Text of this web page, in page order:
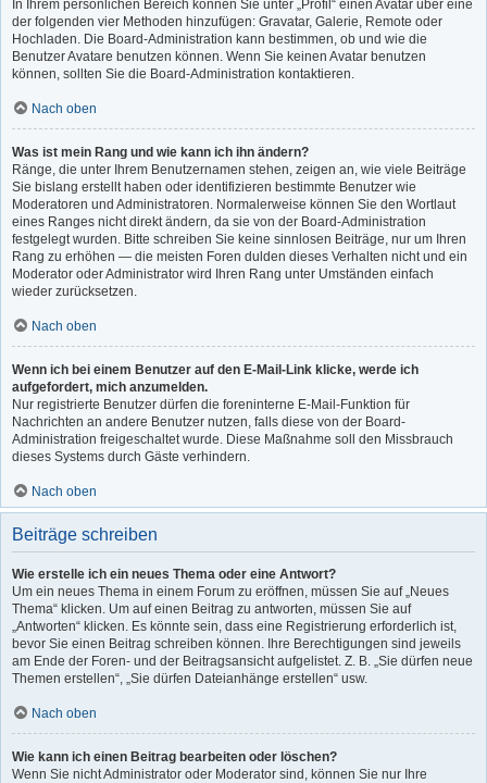
In Ihrem persönlichen Bereich können Sie unter „Profil“ einen Avatar über eine
der folgenden vier Methoden hinzufügen: Gravatar, Galerie, Remote oder
Hochladen. Die Board-Administration kann bestimmen, ob und wie die
Benutzer Avatare benutzen können. Wenn Sie keinen Avatar benutzen
können, sollten Sie die Board-Administration kontaktieren.
Nach oben
Was ist mein Rang und wie kann ich ihn ändern?
Ränge, die unter Ihrem Benutzernamen stehen, zeigen an, wie viele Beiträge
Sie bislang erstellt haben oder identifizieren bestimmte Benutzer wie
Moderatoren und Administratoren. Normalerweise können Sie den Wortlaut
eines Ranges nicht direkt ändern, da sie von der Board-Administration
festgelegt wurden. Bitte schreiben Sie keine sinnlosen Beiträge, nur um Ihren
Rang zu erhöhen — die meisten Foren dulden dieses Verhalten nicht und ein
Moderator oder Administrator wird Ihren Rang unter Umständen einfach
wieder zurücksetzen.
Nach oben
Wenn ich bei einem Benutzer auf den E-Mail-Link klicke, werde ich
aufgefordert, mich anzumelden.
Nur registrierte Benutzer dürfen die foreninterne E-Mail-Funktion für
Nachrichten an andere Benutzer nutzen, falls diese von der Board-
Administration freigeschaltet wurde. Diese Maßnahme soll den Missbrauch
dieses Systems durch Gäste verhindern.
Nach oben
Beiträge schreiben
Wie erstelle ich ein neues Thema oder eine Antwort?
Um ein neues Thema in einem Forum zu eröffnen, müssen Sie auf „Neues
Thema“ klicken. Um auf einen Beitrag zu antworten, müssen Sie auf
„Antworten“ klicken. Es könnte sein, dass eine Registrierung erforderlich ist,
bevor Sie einen Beitrag schreiben können. Ihre Berechtigungen sind jeweils
am Ende der Foren- und der Beitragsansicht aufgelistet. Z. B. „Sie dürfen neue
Themen erstellen“, „Sie dürfen Dateianhänge erstellen“ usw.
Nach oben
Wie kann ich einen Beitrag bearbeiten oder löschen?
Wenn Sie nicht Administrator oder Moderator sind, können Sie nur Ihre